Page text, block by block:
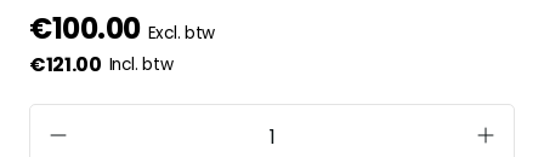
€100.00 Excl. btw
€121.00 Incl. btw